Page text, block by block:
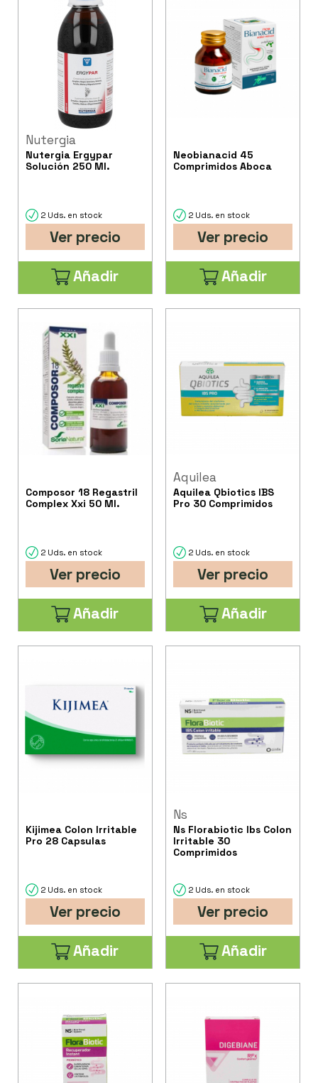
Nutergia
Nutergia Ergypar
Solución 250 Ml.
2 Uds. en stock
Ver precio
Añadir
Neobianacid 45
Comprimidos Aboca
2 Uds. en stock
Ver precio
Añadir
Composor 18 Regastril
Complex Xxi 50 Ml.
2 Uds. en stock
Ver precio
Añadir
Aquilea
Aquilea Qbiotics IBS
Pro 30 Comprimidos
2 Uds. en stock
Ver precio
Añadir
Kijimea Colon Irritable
Pro 28 Capsulas
2 Uds. en stock
Ver precio
Añadir
Ns
Ns Florabiotic Ibs Colon
Irritable 30
Comprimidos
2 Uds. en stock
Ver precio
Añadir